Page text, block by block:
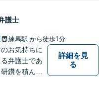
も、安心し
。※電話は
地域密着型
護士
練馬駅 から徒歩1分
お気持ちに
弁護士であ
鑽を積んで
詳細を見
る